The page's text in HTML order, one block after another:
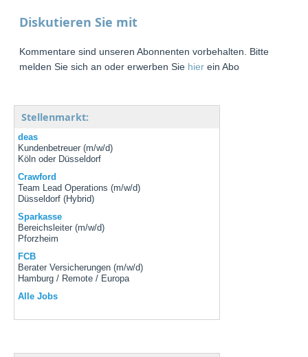
Diskutieren Sie mit
Kommentare sind unseren Abonnenten vorbehalten. Bitte
melden Sie sich an oder erwerben Sie hier ein Abo
Stellenmarkt:
deas
Kundenbetreuer (m/w/d)
Köln oder Düsseldorf
Crawford
Team Lead Operations (m/w/d)
Düsseldorf (Hybrid)
Sparkasse
Bereichsleiter (m/w/d)
Pforzheim
FCB
Berater Versicherungen (m/w/d)
Hamburg / Remote / Europa
Alle Jobs